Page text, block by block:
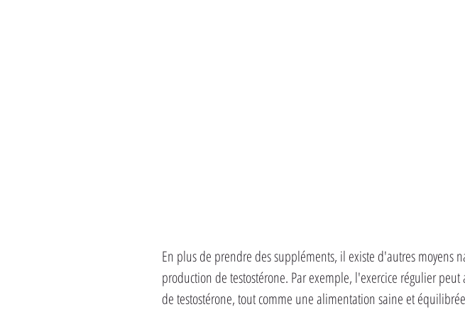
En plus de prendre des suppléments, il existe d'autres moyens
production de testostérone. Par exemple, l'exercice régulier
de testostérone, tout comme une alimentation saine et